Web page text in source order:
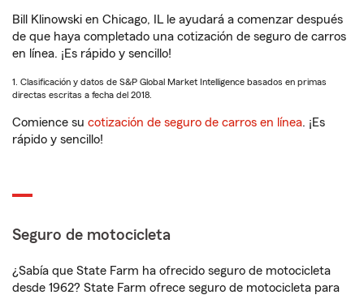
Bill Klinowski en Chicago, IL le ayudará a comenzar después
de que haya completado una cotización de seguro de carros
en línea. ¡Es rápido y sencillo!
1. Clasificación y datos de S&P Global Market Intelligence basados en primas
directas escritas a fecha del 2018.
Comience su cotización de seguro de carros en línea. ¡Es
rápido y sencillo!
Seguro de motocicleta
¿Sabía que State Farm ha ofrecido seguro de motocicleta
desde 1962? State Farm ofrece seguro de motocicleta para